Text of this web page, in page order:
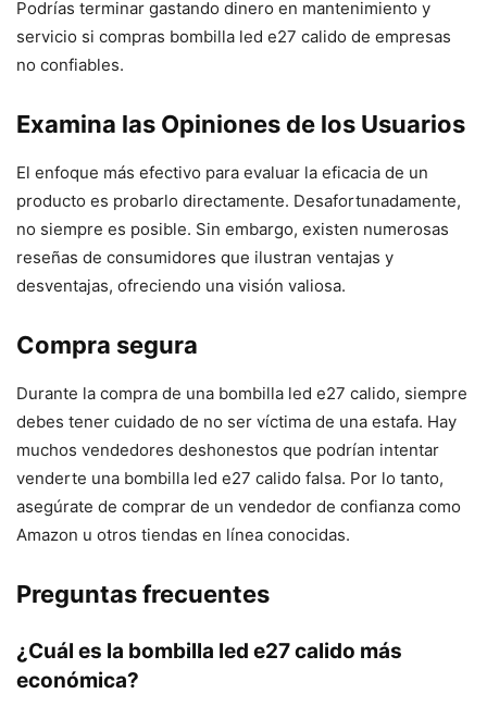
Podrías terminar gastando dinero en mantenimiento y
servicio si compras bombilla led e27 calido de empresas
no confiables.
Examina las Opiniones de los Usuarios
El enfoque más efectivo para evaluar la eficacia de un
producto es probarlo directamente. Desafortunadamente,
no siempre es posible. Sin embargo, existen numerosas
reseñas de consumidores que ilustran ventajas y
desventajas, ofreciendo una visión valiosa.
Compra segura
Durante la compra de una bombilla led e27 calido, siempre
debes tener cuidado de no ser víctima de una estafa. Hay
muchos vendedores deshonestos que podrían intentar
venderte una bombilla led e27 calido falsa. Por lo tanto,
asegúrate de comprar de un vendedor de confianza como
Amazon u otros tiendas en línea conocidas.
Preguntas frecuentes
¿Cuál es la bombilla led e27 calido más
económica?